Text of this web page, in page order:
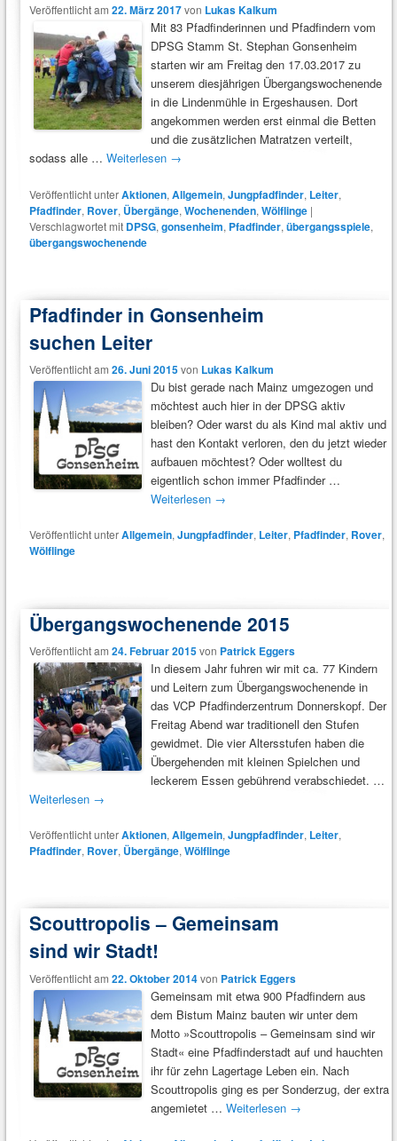
Veröffentlicht am22. März 2017von Lukas Kalkum
Mit 83 Pfadfinderinnen und Pfadfindern vom
DPSG Stamm St. Stephan Gonsenheim
starten wir am Freitag den 17.03.2017 zu
unserem diesjährigen Übergangswochenende
in die Lindenmühle in Ergeshausen. Dort
angekommen werden erst einmal die Betten
und die zusätzlichen Matratzen verteilt,
sodass alle …Weiterlesen →
Veröffentlicht unterAktionen,Allgemein,Jungpfadfinder, Leiter,
Pfadfinder, Rover, Übergänge,Wochenenden,Wölflinge |
Verschlagwortet mit DPSG,gonsenheim, Pfadfinder,übergangsspiele,
übergangswochenende
Pfadfinder in Gonsenheim
suchen Leiter
Veröffentlicht am26. Juni 2015von Lukas Kalkum
Du bist gerade nach Mainz umgezogen und
möchtest auch hier in der DPSG aktiv
bleiben? Oder warst du als Kind mal aktiv und
hast den Kontakt verloren, den du jetzt wieder
aufbauen möchtest? Oder wolltest du
eigentlich schon immer Pfadfinder …
Weiterlesen →
Veröffentlicht unterAllgemein,Jungpfadfinder, Leiter, Pfadfinder, Rover,
Wölflinge
Übergangswochenende 2015
Veröffentlicht am24. Februar 2015von Patrick Eggers
In diesem Jahr fuhren wir mit ca. 77 Kindern
und Leitern zum Übergangswochenende in
das VCP Pfadfinderzentrum Donnerskopf. Der
Freitag Abend war traditionell den Stufen
gewidmet. Die vier Altersstufen haben die
Übergehenden mit kleinen Spielchen und
leckerem Essen gebührend verabschiedet. …
Weiterlesen →
Veröffentlicht unterAktionen,Allgemein,Jungpfadfinder, Leiter,
Pfadfinder, Rover, Übergänge,Wölflinge
Scouttropolis – Gemeinsam
sind wir Stadt!
Veröffentlicht am22. Oktober 2014von Patrick Eggers
Gemeinsam mit etwa 900 Pfadfindern aus
dem Bistum Mainz bauten wir unter dem
Motto »Scouttropolis – Gemeinsam sind wir
Stadt« eine Pfadfinderstadt auf und hauchten
ihr für zehn Lagertage Leben ein. Nach
Scouttropolis ging es per Sonderzug, der extra
angemietet … Weiterlesen →